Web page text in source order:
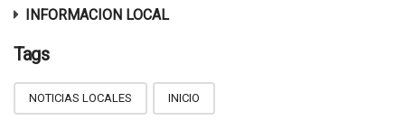
INFORMACION LOCAL
Tags
NOTICIAS LOCALES INICIO